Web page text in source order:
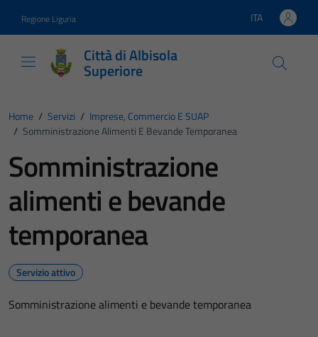
Regione Liguria Lingua attiva:
ITA
Città di Albisola
Superiore
Home / Servizi / Imprese, Commercio E SUAP
/ Somministrazione Alimenti E Bevande Temporanea
Somministrazione
alimenti e bevande
temporanea
Servizio attivo
Somministrazione alimenti e bevande temporanea